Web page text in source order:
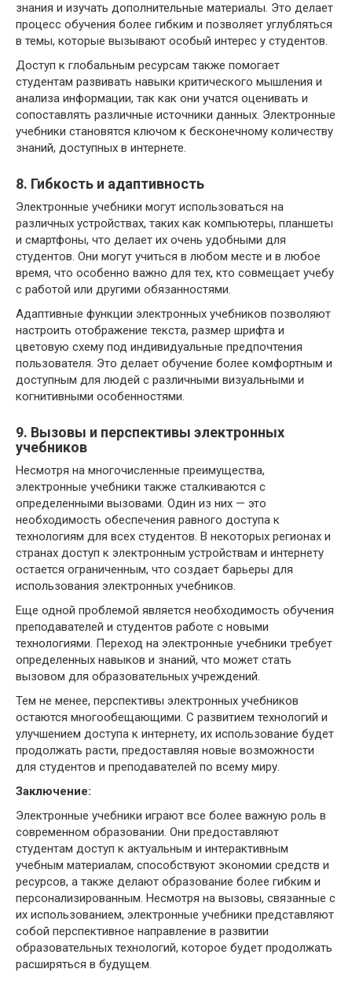
знания и изучать дополнительные материалы. Это делает
процесс обучения более гибким и позволяет углубляться
в темы, которые вызывают особый интерес у студентов.
Доступ к глобальным ресурсам также помогает
студентам развивать навыки критического мышления и
анализа информации, так как они учатся оценивать и
сопоставлять различные источники данных. Электронные
учебники становятся ключом к бесконечному количеству
знаний, доступных в интернете.
8. Гибкость и адаптивность
Электронные учебники могут использоваться на
различных устройствах, таких как компьютеры, планшеты
и смартфоны, что делает их очень удобными для
студентов. Они могут учиться в любом месте и в любое
время, что особенно важно для тех, кто совмещает учебу
с работой или другими обязанностями.
Адаптивные функции электронных учебников позволяют
настроить отображение текста, размер шрифта и
цветовую схему под индивидуальные предпочтения
пользователя. Это делает обучение более комфортным и
доступным для людей с различными визуальными и
когнитивными особенностями.
9. Вызовы и перспективы электронных
учебников
Несмотря на многочисленные преимущества,
электронные учебники также сталкиваются с
определенными вызовами. Один из них — это
необходимость обеспечения равного доступа к
технологиям для всех студентов. В некоторых регионах и
странах доступ к электронным устройствам и интернету
остается ограниченным, что создает барьеры для
использования электронных учебников.
Еще одной проблемой является необходимость обучения
преподавателей и студентов работе с новыми
технологиями. Переход на электронные учебники требует
определенных навыков и знаний, что может стать
вызовом для образовательных учреждений.
Тем не менее, перспективы электронных учебников
остаются многообещающими. С развитием технологий и
улучшением доступа к интернету, их использование будет
продолжать расти, предоставляя новые возможности
для студентов и преподавателей по всему миру.
Заключение:
Электронные учебники играют все более важную роль в
современном образовании. Они предоставляют
студентам доступ к актуальным и интерактивным
учебным материалам, способствуют экономии средств и
ресурсов, а также делают образование более гибким и
персонализированным. Несмотря на вызовы, связанные с
их использованием, электронные учебники представляют
собой перспективное направление в развитии
образовательных технологий, которое будет продолжать
расширяться в будущем.